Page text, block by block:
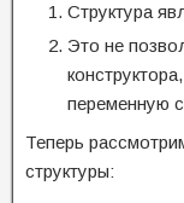
Структура
Это не
переменную
Теперь
структуры: